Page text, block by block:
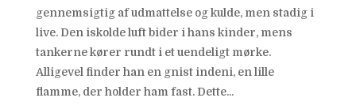
gennemsigtig af udmattelse og kulde, men stadig i
live. Den iskolde luft bider i hans kinder, mens
tankerne kører rundt i et uendeligt mørke.
Alligevel finder han en gnist indeni, en lille
flamme, der holder ham fast. Dette...